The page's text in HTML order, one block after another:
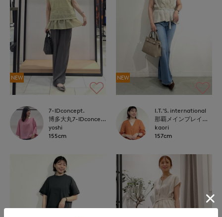
NEW
7-IDconcept.
博多大丸7-IDconcept.
yoshi
155cm
NEW
I.T.'S. international
那覇メインプレイスI.T.'S.international
kaori
157cm